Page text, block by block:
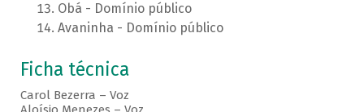
Obá - Domínio público
Avaninha - Domínio público
Ficha técnica
Carol Bezerra – Voz